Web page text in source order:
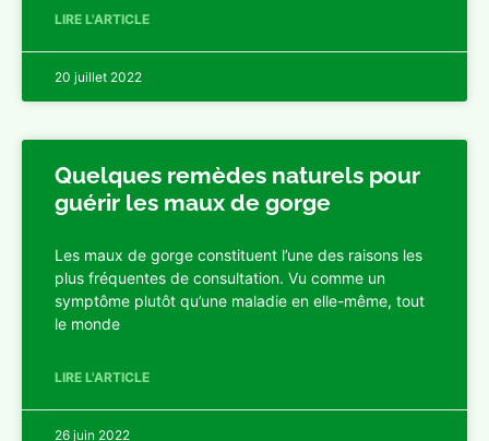
LIRE L'ARTICLE
20 juillet 2022
Quelques remèdes naturels pour
guérir les maux de gorge
Les maux de gorge constituent l’une des raisons les
plus fréquentes de consultation. Vu comme un
symptôme plutôt qu’une maladie en elle-même, tout
le monde
LIRE L'ARTICLE
26 juin 2022